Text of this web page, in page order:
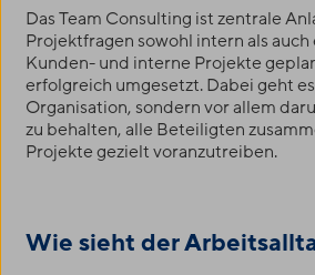
Das Team Consulting ist zentrale
Projektfragen sowohl intern als
Kunden- und interne Projekte
erfolgreich umgesetzt. Dabei geht
Organisation, sondern vor allem
zu behalten, alle Beteiligten
Projekte gezielt voranzutreiben.
Wie sieht der